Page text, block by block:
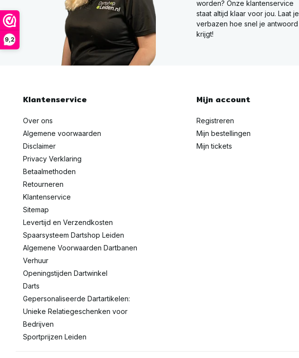
9,2
worden? Onze klantenservice
staat altijd klaar voor jou. Laat je
verbazen hoe snel je antwoord
krijgt!
Klantenservice
Over ons
Algemene voorwaarden
Disclaimer
Privacy Verklaring
Betaalmethoden
Retourneren
Klantenservice
Sitemap
Levertijd en Verzendkosten
Spaarsysteem Dartshop Leiden
Algemene Voorwaarden Dartbanen
Verhuur
Openingstijden Dartwinkel
Darts
Gepersonaliseerde Dartartikelen:
Unieke Relatiegeschenken voor
Bedrijven
Sportprijzen Leiden
Mijn account
Registreren
Mijn bestellingen
Mijn tickets